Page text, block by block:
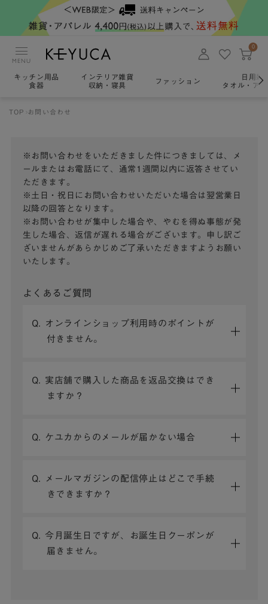
MENU
0
キッチン用品
食器
インテリア雑貨
収納・寝具
ファッション
日用雑
タオル・ア
TOP お問い合わせ
※お問い合わせをいただきました件につきましては、メ
ールまたはお電話にて、通常1週間以内に返答させてい
ただきます。
※土日・祝日にお問い合わせいただいた場合は翌営業日
以降の回答となります。
※お問い合わせが集中した場合や、やむを得ぬ事態が発
生した場合、返信が遅れる場合がございます。申し訳ご
ざいませんがあらかじめご了承いただきますようお願い
いたします。
よくあるご質問
Q. オンラインショップ利用時のポイントが
付きません。
Q. 実店舗で購入した商品を返品交換はでき
ますか？
Q. ケユカからのメールが届かない場合
Q. メールマガジンの配信停止はどこで手続
きできますか？
Q. 今月誕生日ですが、お誕生日クーポンが
届きません。